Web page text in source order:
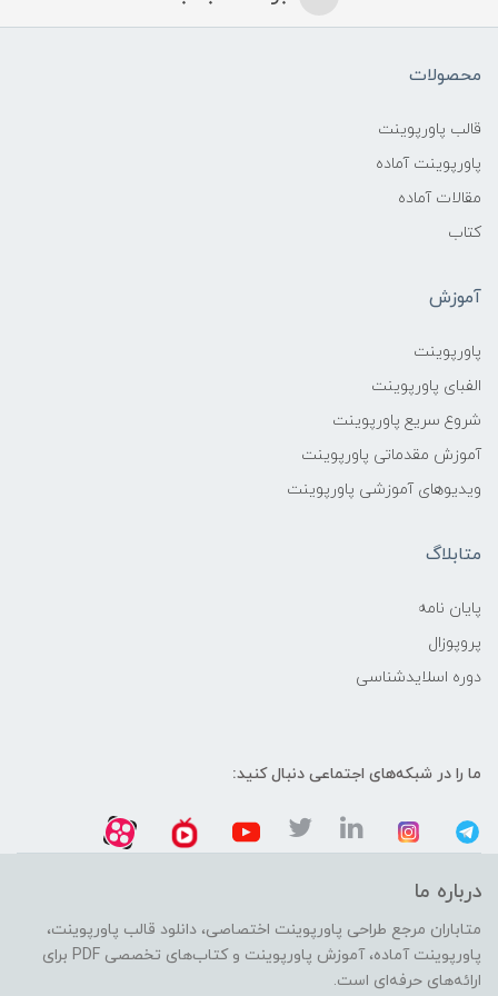
محصولات
قالب پاورپوینت
پاورپوینت آماده
مقالات آماده
کتاب
آموزش
پاورپوینت
الفبای پاورپوینت
شروع سریع پاورپوینت
آموزش مقدماتی پاورپوینت
ویدیوهای آموزشی پاورپوینت
متابلاگ
پایان نامه
پروپوزال
دوره اسلایدشناسی
ما را در شبکه‌های اجتماعی دنبال کنید:
درباره ما
متاباران مرجع طراحی پاورپوینت اختصاصی، دانلود قالب پاورپوینت،
پاورپوینت آماده، آموزش پاورپوینت و کتاب‌های تخصصی PDF برای
ارائه‌های حرفه‌ای است.